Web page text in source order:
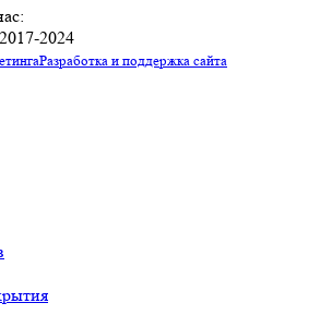
2024
Разработка и поддержка сайта